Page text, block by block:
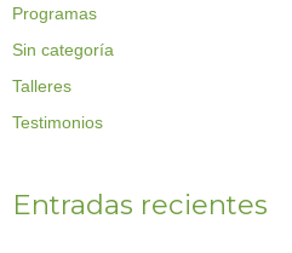
Programas
Sin categoría
Talleres
Testimonios
Entradas recientes